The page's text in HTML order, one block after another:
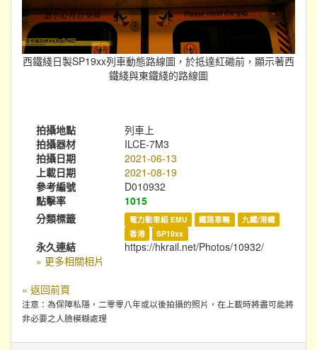
西鐵綫日製SP19xx列車動態路線圖，於抵達紅磡前，顯示著西
鐵綫與東鐵綫的路線圖
拍攝地點
列車上
拍攝器材
ILCE-7M3
拍攝日期
2021-06-13
上載日期
2021-08-19
參考編號
D010932
點擊率
1015
分類標籤
電力動車組 EMU 鐵路車輛
九鐵/港鐵
香港
SP19xx
永久連結
https://hkrail.net/Photos/10932/
» 更多相關相片
« 返回前頁
注意：為保障私隱，二零零八年或以後拍攝的照片，在上載時將盡可能將
非必要之人臉模糊處理